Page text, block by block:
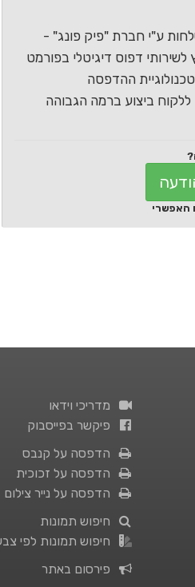
ע"י חברת "פיק פונג" -
דפוס דיגיטלי בפורמט
ההדפסה
ביצוע ברמה הגבוהה
האפשרי
מדריכי וידאו
פיקשר בפייסבוק
הדפסה על קנבס
הדפסה על זכוכית
הדפסה על נייר צילום
חיפוש תמונות
חיפוש תמונות לפי
פירסום באתר